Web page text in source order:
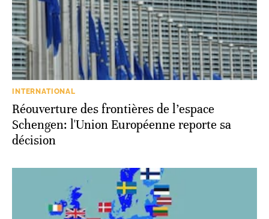
INTERNATIONAL
Réouverture des frontières de l’espace
Schengen: l'Union Européenne reporte sa
décision